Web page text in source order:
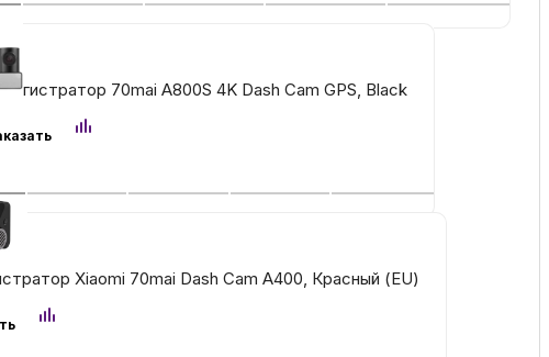
питомцев
в Самаре
₽
70mai A800S 4K Dash Cam GPS, Black
Xiaomi 70mai Dash Cam A400, Красный (EU)